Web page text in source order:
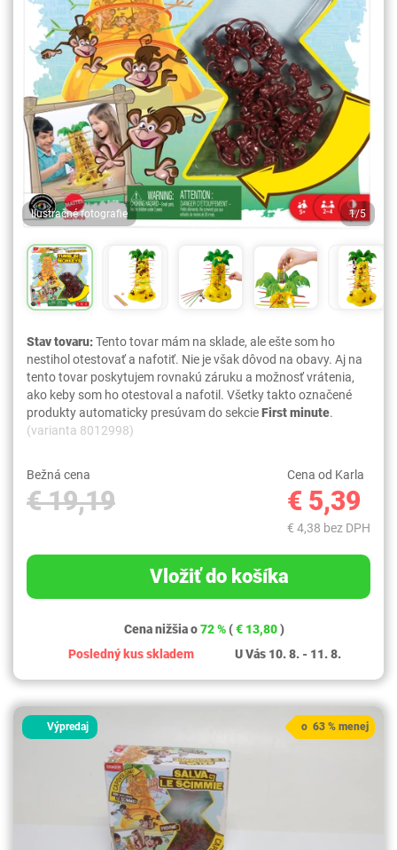
Ilustračné fotografie 1/5
Stav tovaru:Tento tovar mám na sklade, ale ešte som ho
nestihol otestovať a nafotiť. Nie je však dôvod na obavy. Aj na
tento tovar poskytujem rovnakú záruku a možnosť vrátenia,
ako keby som ho otestoval a nafotil. Všetky takto označené
produkty automaticky presúvam do sekcieFirst minute.
(varianta 8012998)
Bežná cena
€ 19,19
Cena od Karla
€ 5,39
€ 4,38 bez DPH
Vložiť do košíka
Cena nižšia o72 % (€ 13,80)
Posledný kus skladem
U Vás 10. 8. - 11. 8.
Výpredaj o 63 % menej